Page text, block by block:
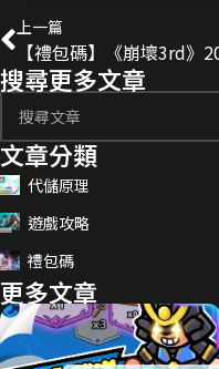
上一篇
搜尋更多文章
文章分類
代儲原理
遊戲攻略
禮包碼
更多文章